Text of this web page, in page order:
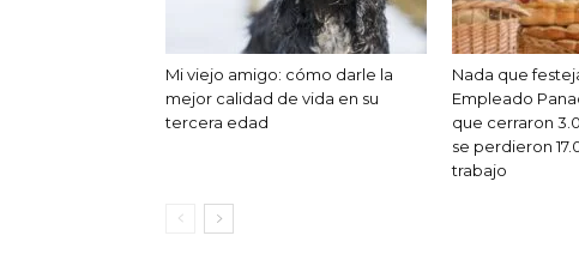
Mi viejo amigo: cómo darle la
mejor calidad de vida en su
tercera edad
Nada que
Empleado
que cerraron
se perdieron
trabajo